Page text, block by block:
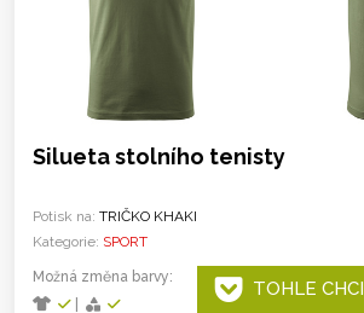
Silueta stolního tenisty
Potisk na: TRIČKO KHAKI
Kategorie: SPORT
Možná změna barvy:
TOHLE CHCI